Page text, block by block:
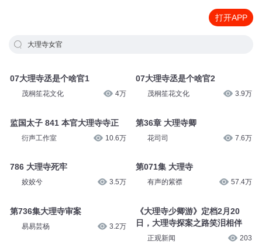
打开APP
大理寺女官
07大理寺丞是个啥官1
茂桐笙花文化 4万
监国太子 841 本官大理寺寺正
衍声工作室 10.6万
786 大理寺死牢
姣姣兮 3.5万
第736集大理寺审案
易易芸杨 3.2万
07大理寺丞是个啥官2
茂桐笙花文化 3.9万
第36章 大理寺卿
花司司 7.6万
第071集 大理寺
有声的紫襟 57.4万
《大理寺少卿游》定档2月20
日，大理寺探案之路笑泪相伴
正观新闻 203